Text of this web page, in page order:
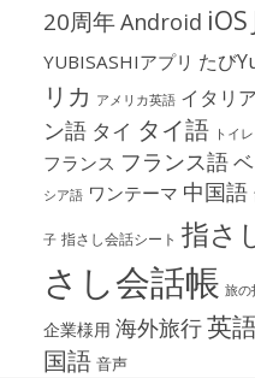
20周年Android iOS
YUBISASHIアプリ たび
リカ アメリカ英語 イタリ
ン語 タイ タイ語 トイレ
フランス フランス語
シア語 ワンテーマ 中国語
子 指さし会話シート 指さ
さし会話帳 旅
企業様用 海外旅行英
国語 音声